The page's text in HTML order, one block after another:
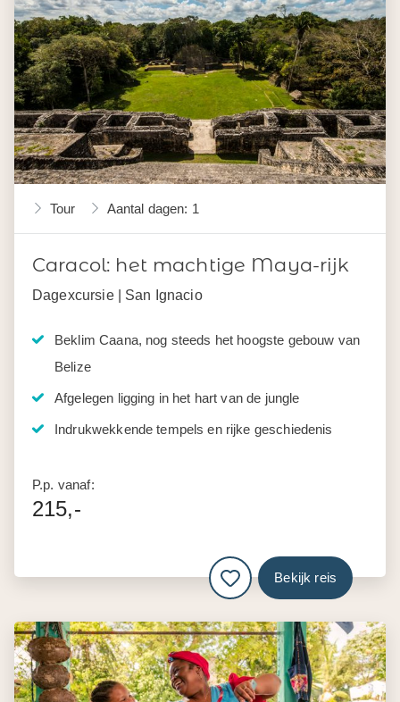
Tour Aantal dagen: 1
Caracol: het machtige Maya-rijk
Dagexcursie | San Ignacio
Beklim Caana, nog steeds het hoogste gebouw van
Belize
Afgelegen ligging in het hart van de jungle
Indrukwekkende tempels en rijke geschiedenis
P.p. vanaf:
215,-
Bekijk reis